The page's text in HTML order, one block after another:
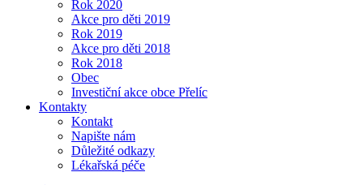
Rok 2020
Akce pro děti 2019
Rok 2019
Akce pro děti 2018
Rok 2018
Obec
Investiční akce obce Přelíc
Kontakty
Kontakt
Napište nám
Důležité odkazy
Lékařská péče